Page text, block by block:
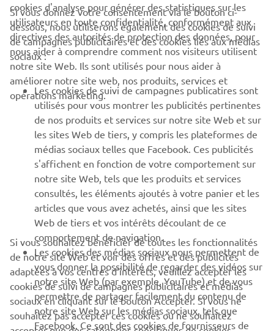
CORPORATE
PROS & B2B
PLUS YAMAHA
SUPPORT
NEWSLETTER
Découvrez en exclusivité les dernières offres, les événements
spéciaux, les nouveautés et bien plus encore
S'ABONNER
Lisez notre politique de confidentialité pour savoir comment
nous traitons vos données personnelles : Politique de
cookies d'analyse pour générer des statistiques sur les
utilisateurs en toute confidentialité, conformément aux
directives des autorités de protection des données, pour
nous aider à comprendre comment nos visiteurs utilisent
notre site Web. Ils sont utilisés pour nous aider à
améliorer notre site web, nos produits, services et
opérations marketing.
Si vous donnez votre consentement via le bouton ci-
dessous, nous utiliserons également des cookies de suivi
de campagnes publicitaires et des cookies liés aux médias
sociaux :
Les cookies de suivi de campagnes publicatires sont
utilisés pour vous montrer les publicités pertinentes
de nos produits et services sur notre site Web et sur
les sites Web de tiers, y compris les plateformes de
médias sociaux telles que Facebook. Ces publicités
s'affichent en fonction de votre comportement sur
notre site Web, tels que les produits et services
consultés, les éléments ajoutés à votre panier et les
articles que vous avez achetés, ainsi que les sites
Web de tiers et vos intérêts découlant de ce
comportement de navigation.
Les cookies des médias sociaux nous permettent de
vous donner la possibilité de regarder des vidéos sur
notre site Web (par exemple, YouTube) et de vous
permettre de partager facilement du contenu de
notre site Web sur les médias sociaux, tels que
Facebook. Ce sont des cookies de fournisseurs de
Si vous souhaitez bénéficier de toutes les fonctionnalités
de notre site Web et voir des offres et des publicités
adaptées à vos centres d'intérêts, veuillez accepter les
cookies de suivi de campagnes publicitaires et médias
sociaux en cliquant sur le bouton Accepter. Si vous ne
souhaitez pas accepter ces cookies ou ne souhaitez